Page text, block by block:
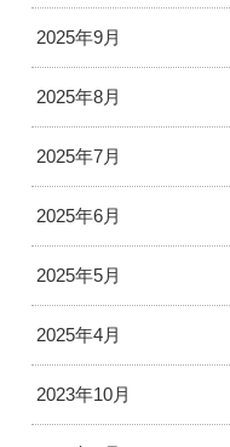
2025年9月
2025年8月
2025年7月
2025年6月
2025年5月
2025年4月
2023年10月